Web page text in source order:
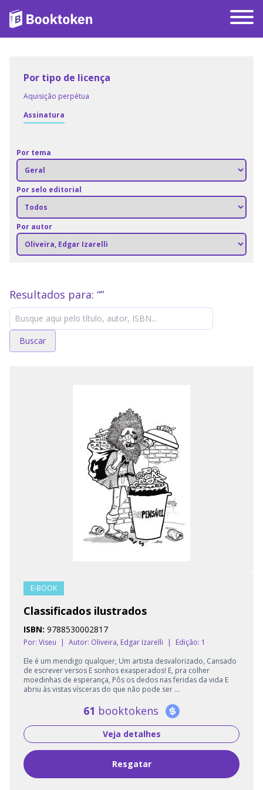
Por tipo de licença
Aquisição perpétua
Assinatura
Por tema
Por selo editorial
Por autor
Resultados para: “”
Buscar
E-BOOK
Classificados ilustrados
ISBN: 9788530002817
Por: Viseu | Autor: Oliveira, Edgar Izarelli |
Edição: 1
Ele é um mendigo qualquer, Um artista desvalorizado, Cansado
de escrever versos E sonhos exasperados! E, pra colher
moedinhas de esperança, Pôs os dedos nas feridas da vida E
abriu às vistas vísceras do que não pode ser ...
61 booktokens
Veja detalhes
Resgatar